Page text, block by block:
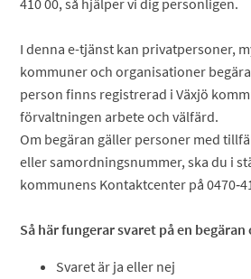
410 00, så hjälper vi dig personligen.
I denna e-tjänst kan privatpersoner,
kommuner och organisationer
person finns registrerad i Växjö
förvaltningen arbete och välfärd.
Om begäran gäller personer med
eller samordningsnummer, ska du i
kommunens Kontaktcenter på
Så här fungerar svaret på en
Svaret är ja eller nej